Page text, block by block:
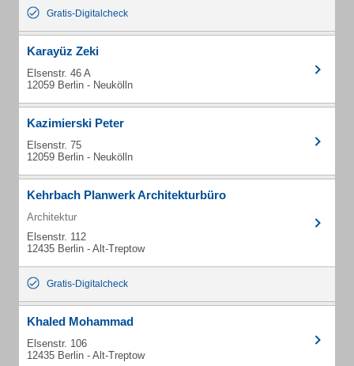
Gratis-Digitalcheck
Karayüz Zeki
Elsenstr. 46 A
12059 Berlin - Neukölln
Kazimierski Peter
Elsenstr. 75
12059 Berlin - Neukölln
Kehrbach Planwerk Architekturbüro
Architektur
Elsenstr. 112
12435 Berlin - Alt-Treptow
Gratis-Digitalcheck
Khaled Mohammad
Elsenstr. 106
12435 Berlin - Alt-Treptow